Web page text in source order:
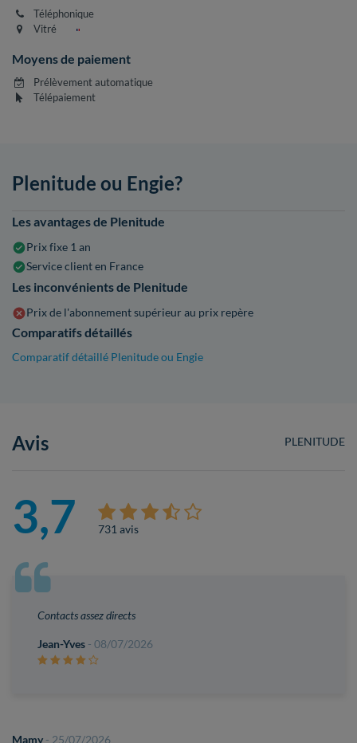
Téléphonique
Vitré
Moyens de paiement
Prélèvement automatique
Télépaiement
Plenitude ou Engie?
Les avantages de Plenitude
Prix fixe 1 an
Service client en France
Les inconvénients de Plenitude
Prix de l'abonnement supérieur au prix repère
Comparatifs détaillés
Comparatif détaillé Plenitude ou Engie
PLENITUDE
Avis
3,7 731 avis
Contacts assez directs
Jean-Yves - 08/07/2026
Mamy - 25/07/2026